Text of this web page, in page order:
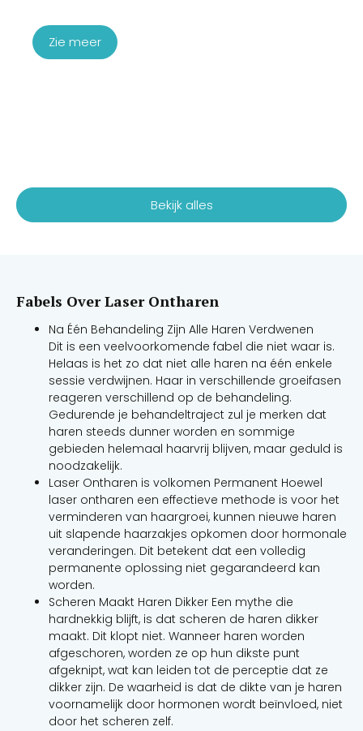
Zie meer
Bekijk alles
Fabels Over Laser Ontharen
Na Één Behandeling Zijn Alle Haren Verdwenen
Dit is een veelvoorkomende fabel die niet waar is.
Helaas is het zo dat niet alle haren na één enkele
sessie verdwijnen. Haar in verschillende groeifasen
reageren verschillend op de behandeling.
Gedurende je behandeltraject zul je merken dat
haren steeds dunner worden en sommige
gebieden helemaal haarvrij blijven, maar geduld is
noodzakelijk.
Laser Ontharen is volkomen Permanent Hoewel
laser ontharen een effectieve methode is voor het
verminderen van haargroei, kunnen nieuwe haren
uit slapende haarzakjes opkomen door hormonale
veranderingen. Dit betekent dat een volledig
permanente oplossing niet gegarandeerd kan
worden.
Scheren Maakt Haren Dikker Een mythe die
hardnekkig blijft, is dat scheren de haren dikker
maakt. Dit klopt niet. Wanneer haren worden
afgeschoren, worden ze op hun dikste punt
afgeknipt, wat kan leiden tot de perceptie dat ze
dikker zijn. De waarheid is dat de dikte van je haren
voornamelijk door hormonen wordt beïnvloed, niet
door het scheren zelf.